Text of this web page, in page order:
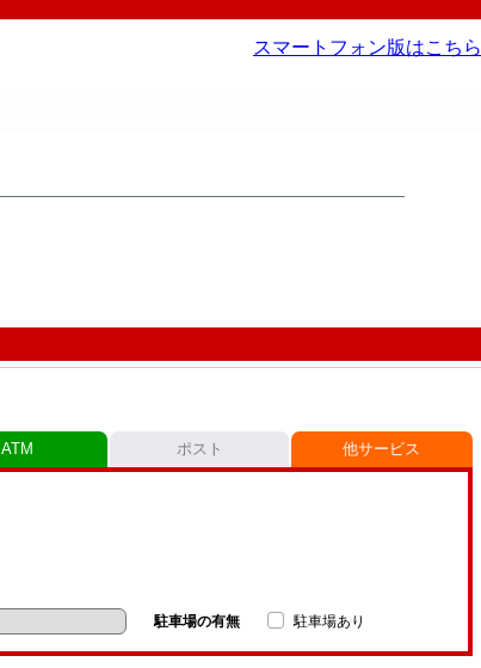
スマートフォン版はこちら
駐車場の有無 駐車場あり
ATM ポスト 他サービス